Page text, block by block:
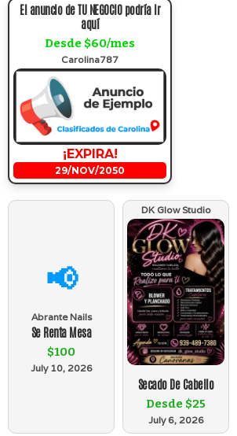
El anuncio de TU NEGOCIO podría ir
aquí
Desde $60/mes
Carolina787
¡EXPIRA!
29/NOV/2050
📢
Abrante Nails
Se Renta Mesa
$100
July 10, 2026
DK Glow Studio
Secado De Cabello
Desde $25
July 6, 2026